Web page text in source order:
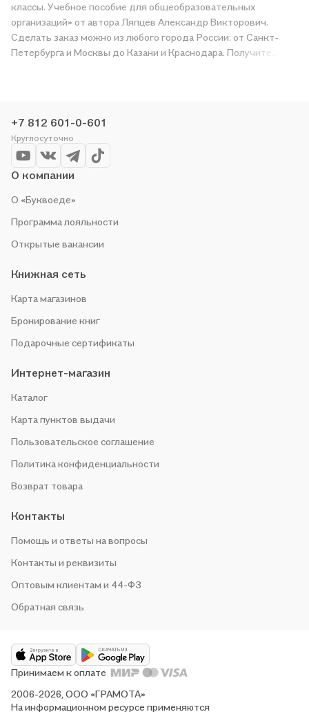
классы. Учебное пособие для общеобразовательных
организаций» от автора Ляпцев Александр Викторович.
Сделать заказ можно из любого города России: от Санкт-
Петербурга и Москвы до Казани и Краснодара. Получите
делаем всё, чтобы вы могли купить понравившуюся историю
по приятной цене. Например, организуем конкурсы и
проводим акции. Оставайтесь с нами, чтобы не упустить
выгоду!
+7 812 601-0-601
Круглосуточно
О компании
О «Буквоеде»
Программа лояльности
Открытые вакансии
Книжная сеть
Карта магазинов
Бронирование книг
Подарочные сертификаты
Интернет-магазин
Каталог
Карта пунктов выдачи
Пользовательское соглашение
Политика конфиденциальности
Возврат товара
Контакты
Помощь и ответы на вопросы
Контакты и реквизиты
Оптовым клиентам и 44-ФЗ
Обратная связь
2006-2026, ООО «ГРАМОТА»
На информационном ресурсе применяются
Принимаем к оплате